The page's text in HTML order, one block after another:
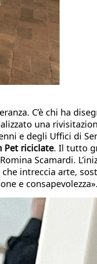
C’è chi ha
una
e degli Uffici di
Pet riciclate. Il tutto
Scamardi.
intreccia arte,
e consapevolezza».